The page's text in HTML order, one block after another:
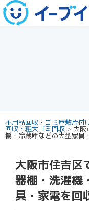
不用品回収・ゴミ屋敷片付
回収・粗大ゴミ回収 > 大阪
機・冷蔵庫などの大型家具
大阪市住吉区
器棚・洗濯機
具・家電を回